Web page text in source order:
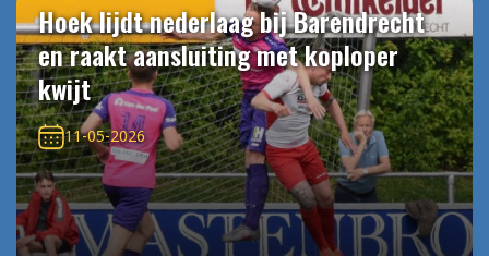
Hoek lijdt nederlaag bij Barendrecht
en raakt aansluiting met koploper
kwijt
11-05-2026